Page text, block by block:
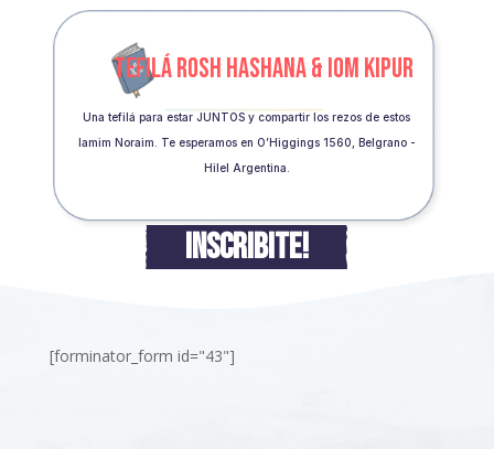
TEFILÁ ROSH HASHANA & IOM KIPUR
Una tefilá para estar JUNTOS y compartir los rezos de estos
Iamim Noraim. Te esperamos en O’Higgings 1560, Belgrano -
Hilel Argentina.
INSCRIBITE!
[forminator_form id="43"]